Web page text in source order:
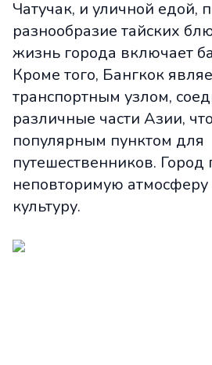
Чатучак, и уличной едой,
разнообразие тайских
жизнь города включает
Кроме того, Бангкок
транспортным узлом,
различные части Азии,
популярным пунктом для
путешественников. Город
неповторимую
культуру.